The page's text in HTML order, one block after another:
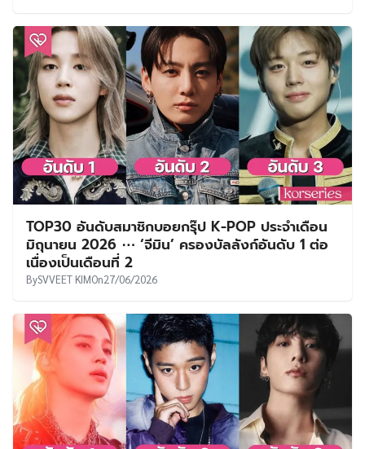
TOP30 อันดับสมาชิกบอยกรุ๊ป K-POP ประจำเดือน
มิถุนายน 2026 ⋯ ‘จีมิน’ ครองบัลลังก์อันดับ 1 ต่อ
เนื่องเป็นเดือนที่ 2
BySVVEET KIMOn27/06/2026